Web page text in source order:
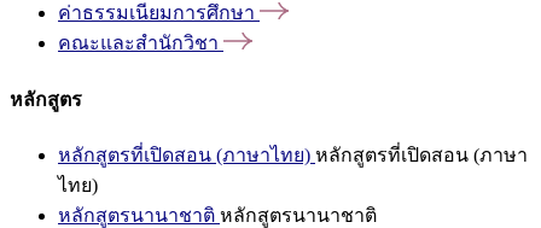
ค่าธรรมเนียมการศึกษา
คณะและสำนักวิชา
หลักสูตร
หลักสูตรที่เปิดสอน (ภาษาไทย) หลักสูตรที่เปิดสอน (ภาษา
ไทย)
หลักสูตรนานาชาติ หลักสูตรนานาชาติ